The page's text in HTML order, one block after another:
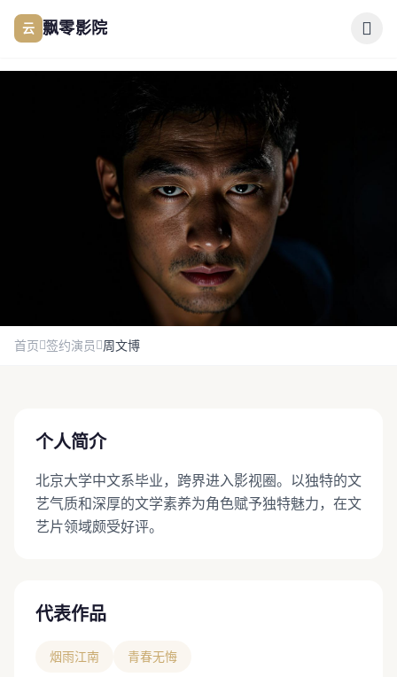
跳过导航
云 飘零影院
影迷互动 文艺气质演员
首页 签约演员 周文博
个人简介
北京大学中文系毕业，跨界进入影视圈。以独特的文
艺气质和深厚的文学素养为角色赋予独特魅力，在文
艺片领域颇受好评。
代表作品
烟雨江南 青春无悔